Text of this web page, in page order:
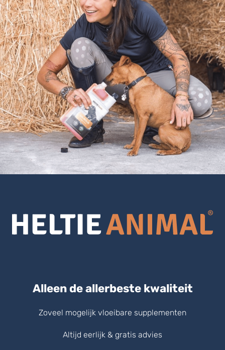
Alleen de allerbeste kwaliteit
Zoveel mogelijk vloeibare supplementen
Altijd eerlijk & gratis advies